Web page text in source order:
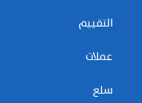
التقييم
عملات
سلع